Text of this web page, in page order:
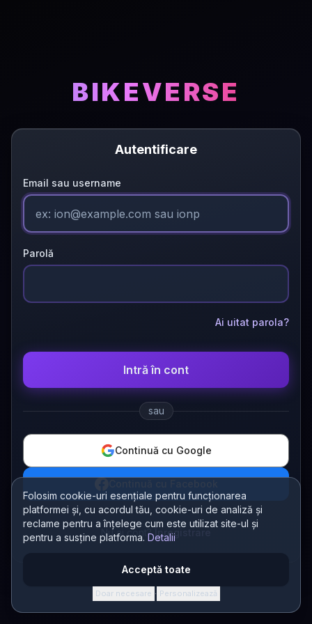
Folosim cookie-uri esențiale pentru funcționarea
platformei și, cu acordul tău, cookie-uri de analiză și
reclame pentru a înțelege cum este utilizat site-ul și
pentru a susține platforma. Detalii
Acceptă toate
Doar necesare · Personalizează
BIKEVERSE
Autentificare
Email sau username
Parolă
Ai uitat parola?
Intră în cont
sau
Continuă cu Google
Nu ai cont? Înregistrare